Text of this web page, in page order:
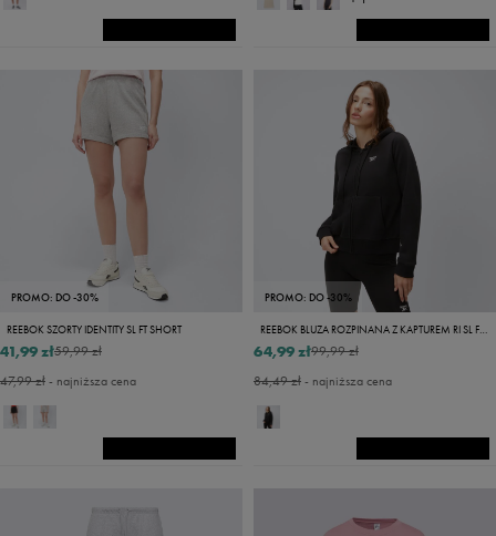
PROMO: DO -30%
REEBOK SZORTY IDENTITY SL FT SHORT
59,99 zł
41,99 zł
47,99 zł- najniższa cena
PROMO: DO -30%
REEBOK BLUZA ROZPINANA Z KAPTUREM RI SL FT FZ
99,99 zł
64,99 zł
84,49 zł- najniższa cena